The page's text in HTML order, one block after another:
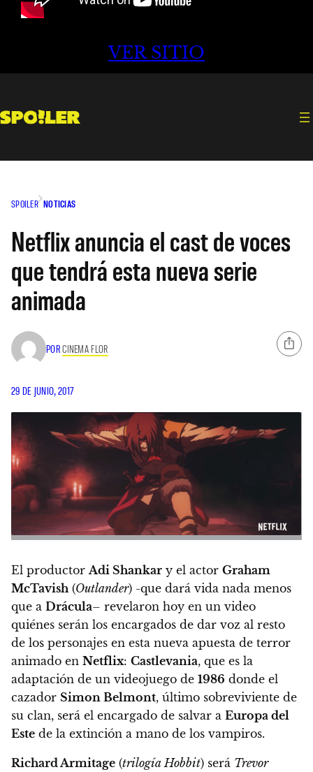
VER SITIO
SPOILER NOTICIAS
Netflix anuncia el cast de voces
que tendrá esta nueva serie
animada
PORCINEMA FLOR
29 DE JUNIO, 2017
El productor Adi Shankar y el actor Graham
McTavish (Outlander) -que dará vida nada menos
que a Drácula– revelaron hoy en un video
quiénes serán los encargados de dar voz al resto
de los personajes en esta nueva apuesta de terror
animado en Netflix: Castlevania, que es la
adaptación de un videojuego de 1986 donde el
cazador Simon Belmont, último sobreviviente de
su clan, será el encargado de salvar a Europa del
Este de la extinción a mano de los vampiros.
Richard Armitage (trilogía Hobbit) será Trevor